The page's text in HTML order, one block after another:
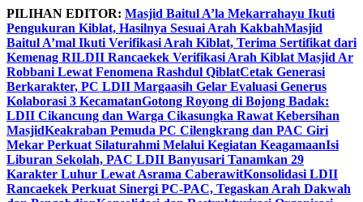
Skip
to
content
PILIHAN EDITOR: Masjid Baitul A’la Mekarrahayu Ikuti
Pengukuran Kiblat, Hasilnya Sesuai Arah KakbahMasjid
Baitul A’mal Ikuti Verifikasi Arah Kiblat, Terima Sertifikat dari
Kemenag RILDII Rancaekek Verifikasi Arah Kiblat Masjid Ar
Robbani Lewat Fenomena Rashdul QiblatCetak Generasi
Berkarakter, PC LDII Margaasih Gelar Evaluasi Generus
Kolaborasi 3 KecamatanGotong Royong di Bojong Badak:
LDII Cikancung dan Warga Cikasungka Rawat Kebersihan
MasjidKeakraban Pemuda PC Cilengkrang dan PAC Giri
Mekar Perkuat Silaturahmi Melalui Kegiatan KeagamaanIsi
Liburan Sekolah, PAC LDII Banyusari Tanamkan 29
Karakter Luhur Lewat Asrama CaberawitKonsolidasi LDII
Rancaekek Perkuat Sinergi PC-PAC, Tegaskan Arah Dakwah